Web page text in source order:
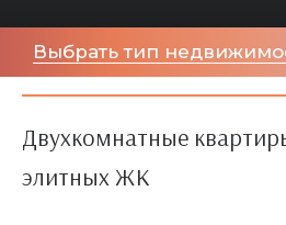
Выбрать тип
Двухкомнатные
элитных ЖК